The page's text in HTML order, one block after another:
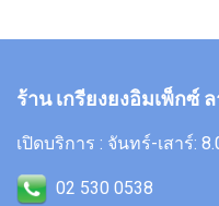
ร้าน เกรียงยงอิมเพ็กซ์
เปิดบริการ : จันทร์-เสาร์:
02 530 0538